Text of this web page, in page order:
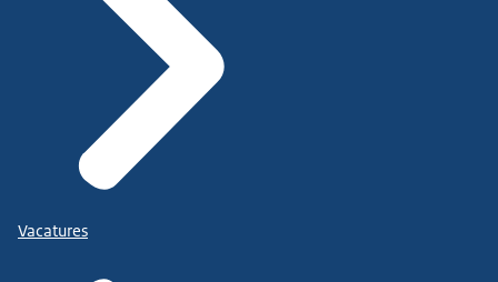
Vacatures